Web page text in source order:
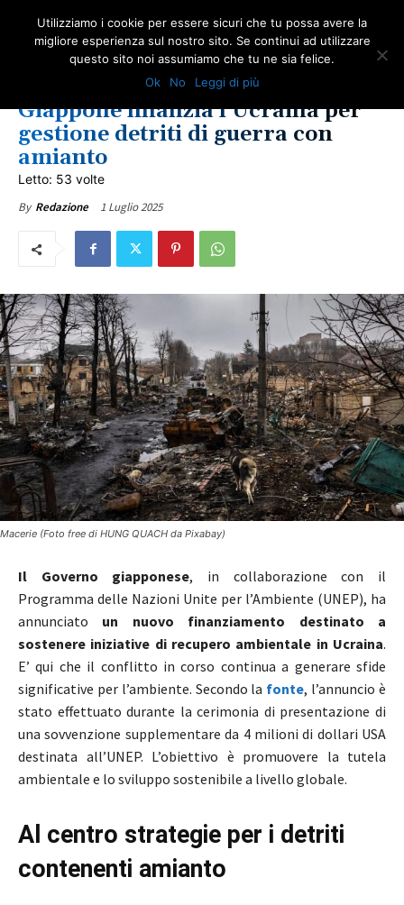
ULTIME NOTIZIE
Giappone finanzia l’Ucraina per
gestione detriti di guerra con
amianto
Letto: 53 volte
By Redazione 1 Luglio 2025
Macerie (Foto free di HUNG QUACH da Pixabay)
Il Governo giapponese, in collaborazione con il
Programma delle Nazioni Unite per l’Ambiente (UNEP), ha
annunciato un nuovo finanziamento destinato a
sostenere iniziative di recupero ambientale in Ucraina.
E’ qui che il conflitto in corso continua a generare sfide
significative per l’ambiente. Secondo la fonte, l’annuncio è
stato effettuato durante la cerimonia di presentazione di
una sovvenzione supplementare da 4 milioni di dollari USA
destinata all’UNEP. L’obiettivo è promuovere la tutela
ambientale e lo sviluppo sostenibile a livello globale.
Al centro strategie per i detriti
contenenti amianto
Utilizziamo i cookie per essere sicuri che tu possa avere la
migliore esperienza sul nostro sito. Se continui ad utilizzare
questo sito noi assumiamo che tu ne sia felice.
Ok
No Leggi di più